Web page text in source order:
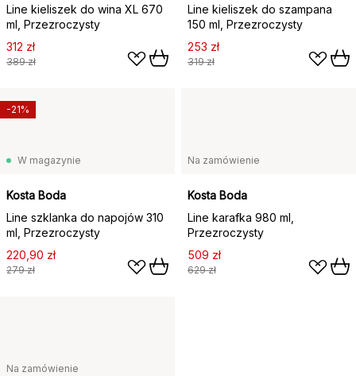
Line kieliszek do wina XL 670
ml, Przezroczysty
312 zł
389 zł
Line kieliszek do szampana
150 ml, Przezroczysty
253 zł
319 zł
W magazynie
Kosta Boda
Line szklanka do napojów 310
ml, Przezroczysty
220,90 zł
279 zł
-21%
Na zamówienie
Kosta Boda
Line karafka 980 ml,
Przezroczysty
509 zł
629 zł
Na zamówienie